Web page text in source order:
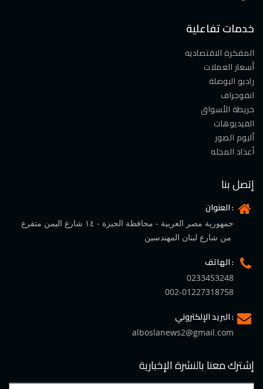
خدمات تفاعلية
المفكرة الاقتصاديه
أسعار العملات
راديو البوصلة
انفوجراف
خريطة الأسواق
الفيديوهات
ألبوم الصور
أعداد المجله
إتصل بنا
العنوان :
جمهورية مصر العربية - محافظة الجيزة - ١٤ شارع اليمن متفرع
الهاتف :
0233453248
002-01227318758
البريد الإلكتروني :
alboslanews2@gmail.com
إشترك معنا بالنشرة الإخبارية